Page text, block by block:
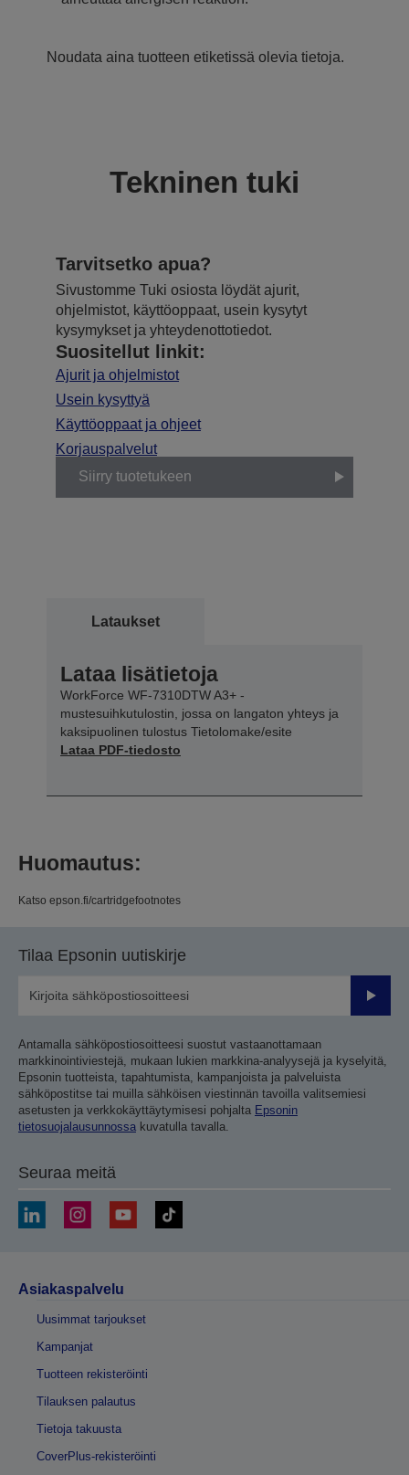
Noudata aina tuotteen etiketissä olevia tietoja.
Tekninen tuki
Tarvitsetko apua?
Sivustomme Tuki osiosta löydät ajurit,
ohjelmistot, käyttöoppaat, usein kysytyt
kysymykset ja yhteydenottotiedot.
Suositellut linkit:
Ajurit ja ohjelmistot
Usein kysyttyä
Käyttöoppaat ja ohjeet
Korjauspalvelut
Siirry tuotetukeen
Lataukset
Lataa lisätietoja
WorkForce WF-7310DTW A3+ -
mustesuihkutulostin, jossa on langaton yhteys ja
kaksipuolinen tulostus Tietolomake/esite
Lataa PDF-tiedosto
Huomautus:
Katso epson.fi/cartridgefootnotes
Tilaa Epsonin uutiskirje
Lähetä
Antamalla sähköpostiosoitteesi suostut vastaanottamaan
markkinointiviestejä, mukaan lukien markkina-analyysejä ja kyselyitä,
Epsonin tuotteista, tapahtumista, kampanjoista ja palveluista
sähköpostitse tai muilla sähköisen viestinnän tavoilla valitsemiesi
asetusten ja verkkokäyttäytymisesi pohjalta Epsonin
tietosuojalausunnossa kuvatulla tavalla.
Seuraa meitä
Asiakaspalvelu
Uusimmat tarjoukset
Kampanjat
Tuotteen rekisteröinti
Tilauksen palautus
Tietoja takuusta
CoverPlus-rekisteröinti